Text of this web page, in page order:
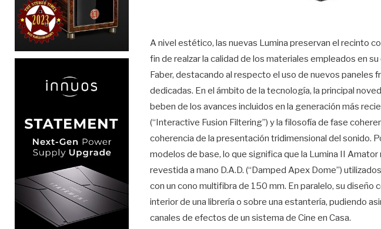
A nivel estético, las nuevas Lumina preservan el recinto
fin de realzar la calidad de los materiales empleados en
Faber, destacando al respecto el uso de nuevos paneles
dedicadas. En el ámbito de la tecnología, la principal
beben de los avances incluidos en la generación más
(“Interactive Fusion Filtering”) y la filosofía de fase
coherencia de la presentación tridimensional del sonido.
modelos de base, lo que significa que la Lumina II
revestida a mano D.A.D. (“Damped Apex Dome”)
con un cono multifibra de 150 mm. En paralelo, su
interior de una librería o sobre una estantería, pudiendo
canales de efectos de un sistema de Cine en Casa.